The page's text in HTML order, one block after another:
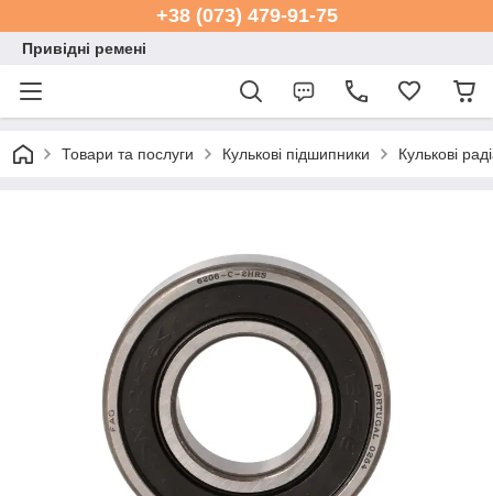
+38 (073) 479-91-75
Привідні ремені
Товари та послуги Кулькові підшипники Кулькові